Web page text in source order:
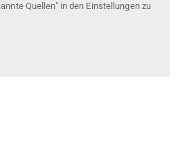
Quellen" in den Einstellungen zu